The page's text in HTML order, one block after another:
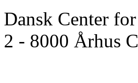
Dansk Center
2 - 8000 Århus